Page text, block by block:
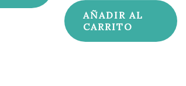
AÑADIR AL
CARRITO